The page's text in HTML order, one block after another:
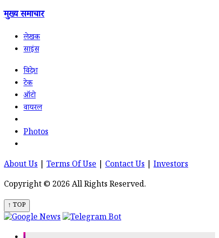
मुख्य समाचार
लेखक
साइंस
विदेश
टेक
ऑटो
वायरल
Photos
About Us Terms Of Use Contact Us
Investors
Copyright © 2026 All Rights Reserved.
↑ TOP